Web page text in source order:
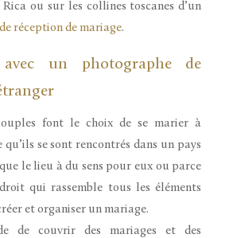
ou sur les collines toscanes d’un
réception de mariage.
un photographe de
font le choix de se marier à
qu’ils se sont rencontrés dans un pays
le lieu à du sens pour eux ou parce
qui rassemble tous les éléments
et organiser un mariage.
de couvrir des mariages et des